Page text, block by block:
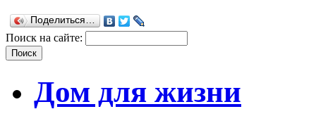
Поделиться…
Поиск на сайте:
Дом для жизни